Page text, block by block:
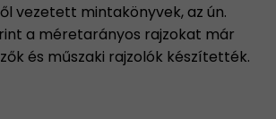
vezetett mintakönyvek, az ún.
a méretarányos rajzokat már
és műszaki rajzolók készítették.